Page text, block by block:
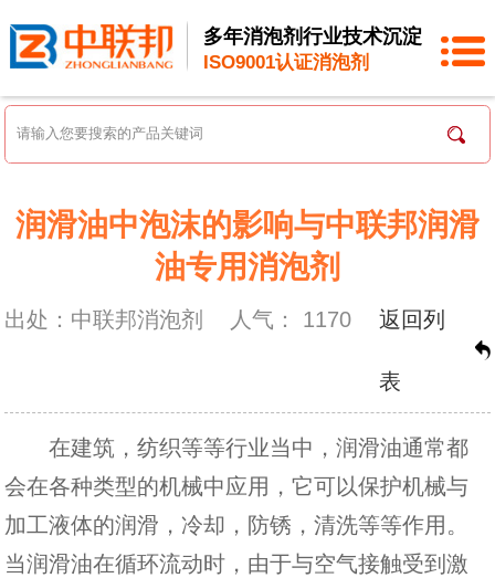
多年消泡剂行业技术沉淀
ISO9001认证消泡剂
润滑油中泡沫的影响与中联邦润滑
油专用消泡剂
出处：中联邦消泡剂 人气： 1170 返回列
表
在建筑，纺织等等行业当中，润滑油通常都
会在各种类型的机械中应用，它可以保护机械与
加工液体的润滑，冷却，防锈，清洗等等作用。
当润滑油在循环流动时，由于与空气接触受到激